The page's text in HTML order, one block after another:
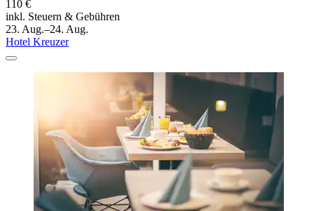
110 €
inkl. Steuern & Gebühren
23. Aug.–24. Aug.
Hotel Kreuzer